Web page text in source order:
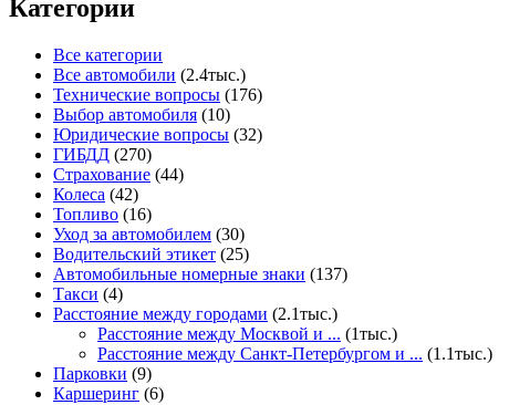
Категории
Все категории
Все автомобили (2.4тыс.)
Технические вопросы (176)
Выбор автомобиля (10)
Юридические вопросы (32)
ГИБДД (270)
Страхование (44)
Колеса (42)
Топливо (16)
Уход за автомобилем (30)
Водительский этикет (25)
Автомобильные номерные знаки (137)
Такси (4)
Расстояние между городами (2.1тыс.)
Расстояние между Москвой и ... (1тыс.)
Расстояние между Санкт-Петербургом и ... (1.1тыс.)
Парковки (9)
Каршеринг (6)